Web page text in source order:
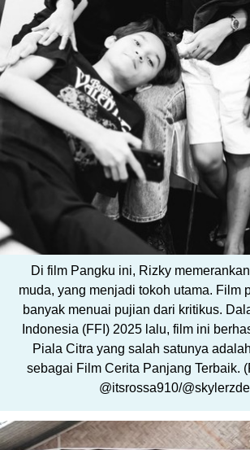
Di film Pangku ini, Rizky
muda, yang menjadi tokoh utama. Film
banyak menuai pujian dari kritikus.
Indonesia (FFI) 2025 lalu, film ini
Piala Citra yang salah satunya
sebagai Film Cerita Panjang Terbaik.
@itsrossa910/